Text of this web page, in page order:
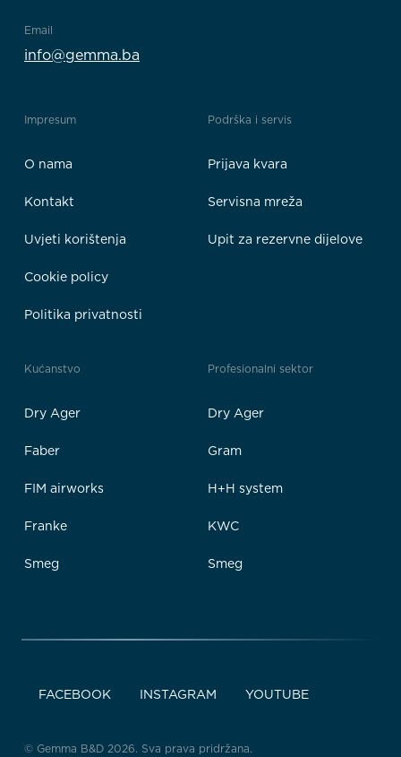
Email
info@gemma.ba
Impresum
O nama
Kontakt
Uvjeti korištenja
Cookie policy
Politika privatnosti
Podrška i servis
Prijava kvara
Servisna mreža
Upit za rezervne dijelove
Kućanstvo
Dry Ager
Faber
FIM airworks
Franke
Smeg
Profesionalni sektor
Dry Ager
Gram
H+H system
KWC
Smeg
FACEBOOK INSTAGRAM YOUTUBE
© Gemma B&D 2026. Sva prava pridržana.